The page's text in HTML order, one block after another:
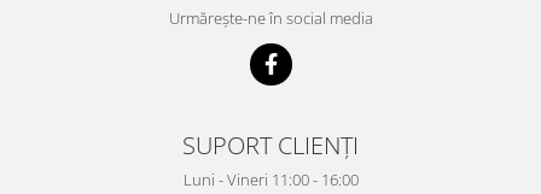
Urmărește-ne în social media
SUPORT CLIENȚI
Luni - Vineri 11:00 - 16:00